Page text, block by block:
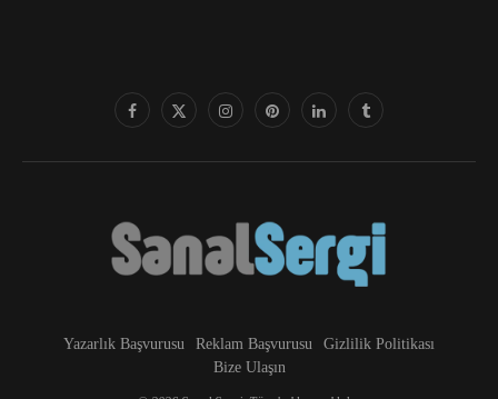
Yazarlık Başvurusu Reklam Başvurusu
Gizlilik Politikası
Bize Ulaşın